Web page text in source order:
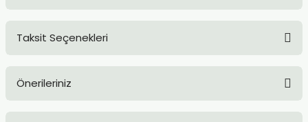
Taksit Seçenekleri
Önerileriniz